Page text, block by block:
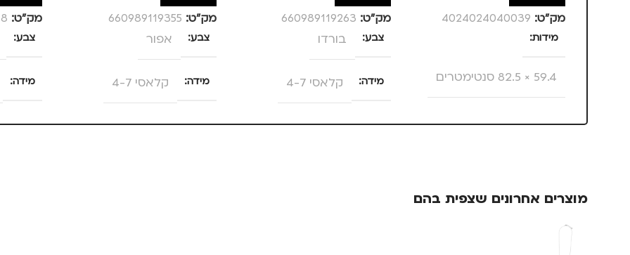
מק”ט: 4024024040039
מידות
59.4 × 82.5 סנטימטרים
TROIKA
גברים ,נשים ,ערב / בילוי
מק”ט: 660989119263
צבע בורדו
מידה קלאסי 4-7
מותגים C SECURE
מק”ט: 660989119355
צבע אפור
מידה קלאסי 4-7
מותגים C SECURE
מק”ט:
צבע
מידה
מותגים
מוצרים אחרונים שצפית בהם